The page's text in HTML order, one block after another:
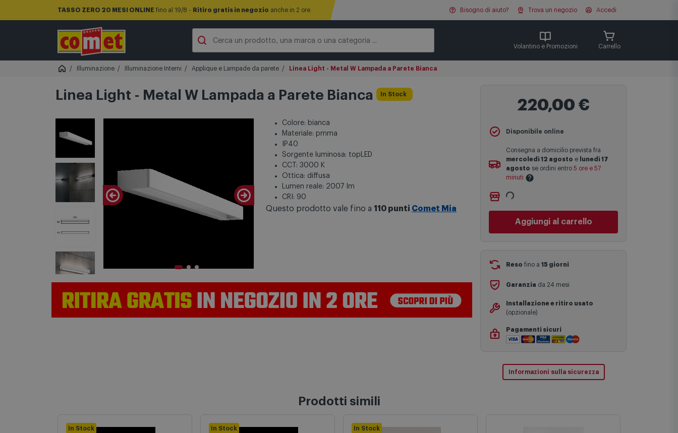
TASSO ZERO 20 MESI ONLINE fino al 19/8 - Ritiro gratis in negozio anche in 2 ore Bisogno di aiuto? Trova un negozio Accedi
Volantino e Promozioni Carrello
Illuminazione Illuminazione Interni Applique e Lampade da parete Linea Light - Metal W Lampada a Parete Bianca
Linea Light - Metal W Lampada a Parete Bianca In Stock
220,00 €
Disponibile online
Consegna a domicilio prevista fra
mercoledì 12 agosto e
lunedì 17
agosto se ordini entro 5 ore e 57
minuti
Le date previste per la consegna sono
una stima approssimativa basata sulle
statistiche di consegna in possesso di
logisticamente complesse come isole e
festivi e ricorrenze principali o in
Si ricorda inoltre che i prodotti
acquistati in modalità di prenotazione
uscita indicata nella pagina del
prodotto.
Ritiro gratuito presso
Garanzia da 24 mesi
(opzionale)
Pagamenti sicuri
Colore: bianca
Materiale: pmma
IP40
Sorgente luminosa: topLED
CCT: 3000 K
Ottica: diffusa
Lumen reale: 2007 lm
CRI: 90
Questo prodotto vale fino a 110 punti Comet Mia